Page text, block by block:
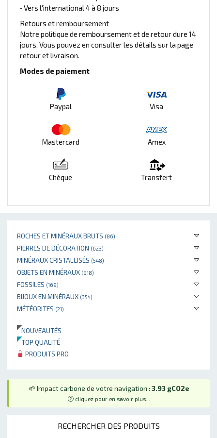
ROCHES ET MINÉRAUX BRUTS (86)
PIERRES DE DÉCORATION (623)
MINÉRAUX CRISTALLISÉS (548)
OBJETS EN MINÉRAUX (918)
FOSSILES (169)
BIJOUX EN MINÉRAUX (354)
MÉTÉORITES (21)
NOUVEAUTÉS
TOP QUALITÉ
PRODUITS PRO
🌱 Impact carbone de votre navigation : 3.93 gCO2e
cliquez pour en savoir plus...
RECHERCHER DES PRODUITS
• Vers l'international 4 à 8 jours
Retours et remboursement
Notre politique de remboursement et de retour dure 14
jours. Vous pouvez en consulter les détails sur la page
retour et livraison.
Modes de paiement
Paypal Visa
Mastercard Amex
Chèque Transfert